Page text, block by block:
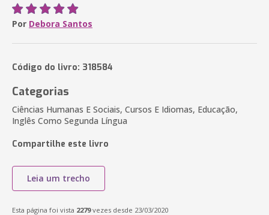
Por Debora Santos
Código do livro: 318584
Categorias
Ciências Humanas E Sociais, Cursos E Idiomas, Educação,
Inglês Como Segunda Língua
Compartilhe este livro
Leia um trecho
Esta página foi vista 2279vezes desde 23/03/2020